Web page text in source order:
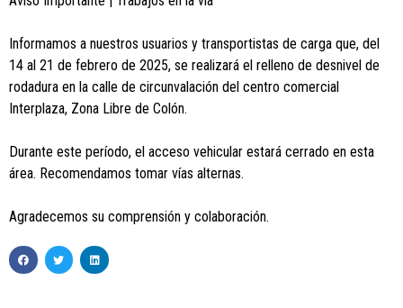
Informamos a nuestros usuarios y transportistas de carga que, del
14 al 21 de febrero de 2025, se realizará el relleno de desnivel de
rodadura en la calle de circunvalación del centro comercial
Interplaza, Zona Libre de Colón.
Durante este período, el acceso vehicular estará cerrado en esta
área. Recomendamos tomar vías alternas.
Agradecemos su comprensión y colaboración.